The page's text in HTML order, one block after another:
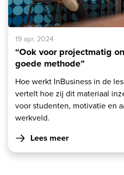
19 apr. 2024
“Ook voor projectmatig
goede methode”
Hoe werkt InBusiness in de
vertelt hoe zij dit materiaal
voor studenten, motivatie en
werkveld.
Lees meer